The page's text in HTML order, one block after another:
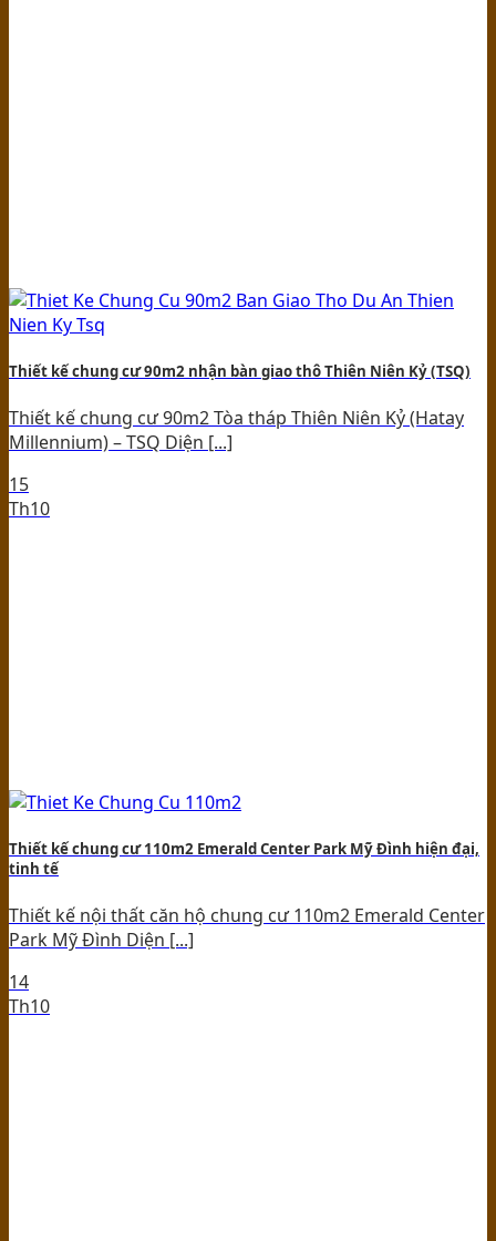
Thiết kế chung cư 90m2 nhận bàn giao thô Thiên Niên Kỷ (TSQ)
Thiết kế chung cư 90m2 Tòa tháp Thiên Niên Kỷ (Hatay
Millennium) – TSQ Diện [...]
15
Th10
Thiết kế chung cư 110m2 Emerald Center Park Mỹ Đình hiện đại,
tinh tế
Thiết kế nội thất căn hộ chung cư 110m2 Emerald Center
Park Mỹ Đình Diện [...]
14
Th10